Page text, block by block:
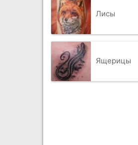
Лисы
Ящерицы